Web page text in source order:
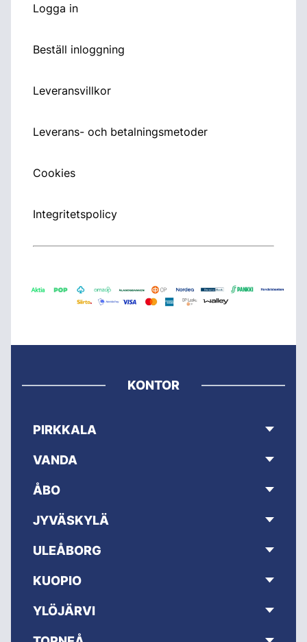
Logga in
Beställ inloggning
Leveransvillkor
Leverans- och betalningsmetoder
Cookies
Integritetspolicy
KONTOR
PIRKKALA
VANDA
ÅBO
JYVÄSKYLÄ
ULEÅBORG
KUOPIO
YLÖJÄRVI